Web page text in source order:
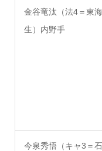
金谷竜汰（法4＝東
生）内野手
今泉秀悟（キャ3＝